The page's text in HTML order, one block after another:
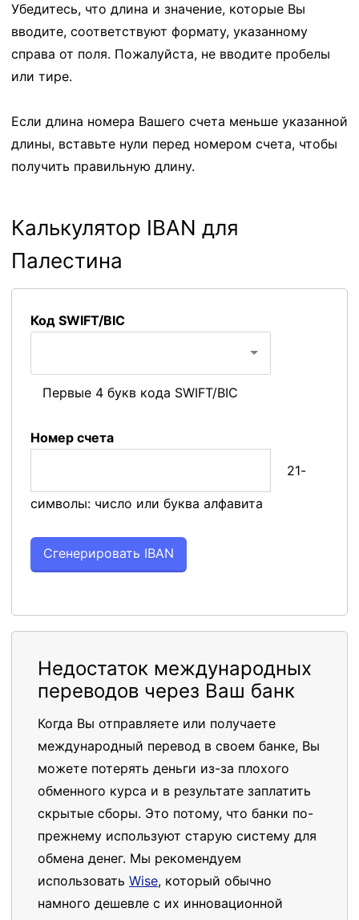
Убедитесь, что длина и значение, которые Вы
вводите, соответствуют формату, указанному
справа от поля. Пожалуйста, не вводите пробелы
или тире.
Если длина номера Вашего счета меньше указанной
длины, вставьте нули перед номером счета, чтобы
получить правильную длину.
Калькулятор IBAN для
Палестина
Код SWIFT/BIC
Первые 4 букв кода SWIFT/BIC
Номер счета
21-
символы: число или буква алфавита
Недостаток международных
переводов через Ваш банк
Когда Вы отправляете или получаете
международный перевод в своем банке, Вы
можете потерять деньги из-за плохого
обменного курса и в результате заплатить
скрытые сборы. Это потому, что банки по-
прежнему используют старую систему для
обмена денег. Мы рекомендуем
использовать Wise, который обычно
намного дешевле с их инновационной